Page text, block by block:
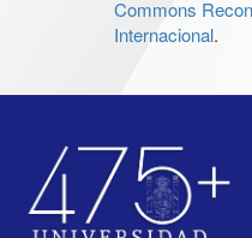
Commons
Internacional.